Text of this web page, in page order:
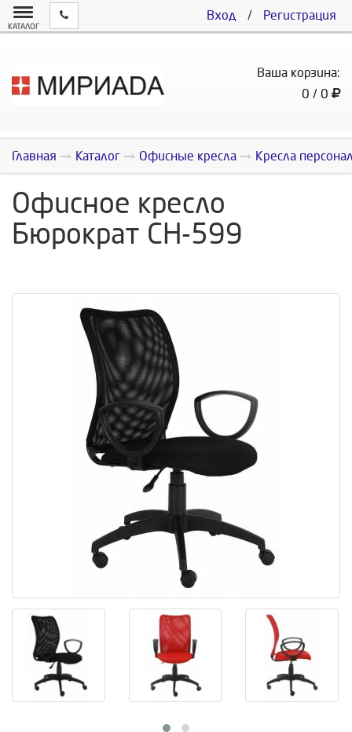
Вход / Регистрация
КАТАЛОГ
Ваша корзина:
0 / 0
Главная Каталог Офисные кресла Кресла
Офисное кресло
Бюрократ СН-599